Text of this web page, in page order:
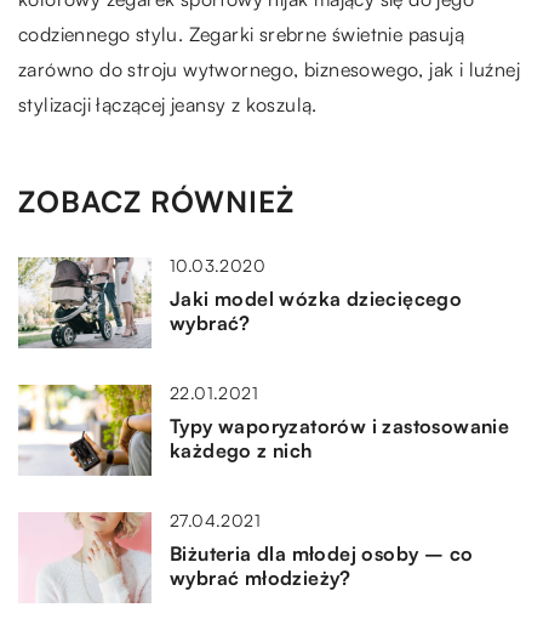
codziennego stylu. Zegarki srebrne świetnie pasują
zarówno do stroju wytwornego, biznesowego, jak i luźnej
stylizacji łączącej jeansy z koszulą.
ZOBACZ RÓWNIEŻ
10.03.2020
Jaki model wózka dziecięcego
wybrać?
22.01.2021
Typy waporyzatorów i zastosowanie
każdego z nich
27.04.2021
Biżuteria dla młodej osoby – co
wybrać młodzieży?